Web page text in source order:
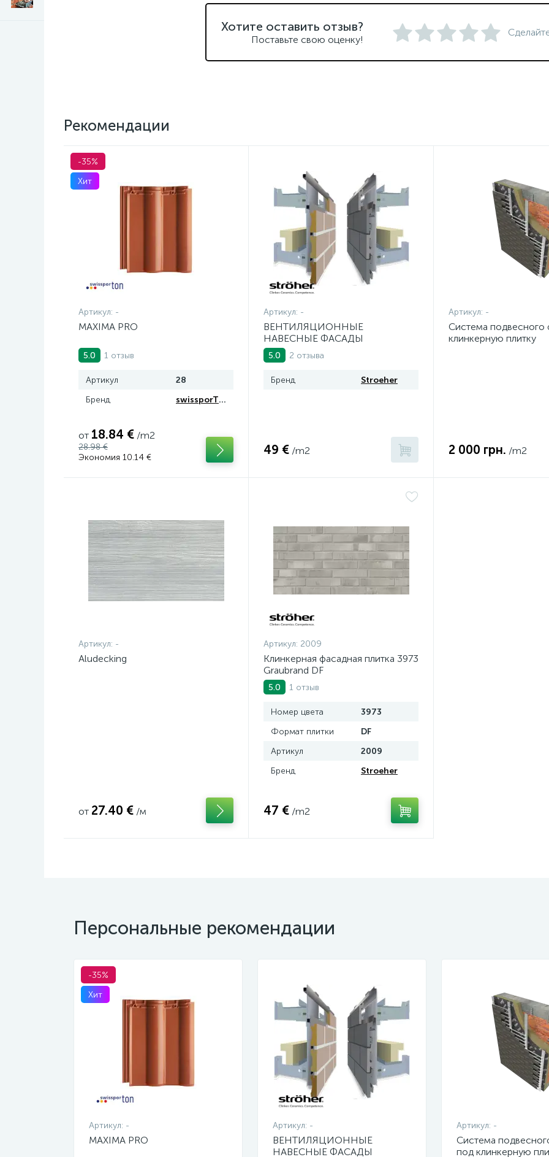
Хотите оставить отзыв?
Поставьте свою оценку!
Рекомендации
-35%
Хит
Артикул: -
MAXIMA PRO
5.0 1 отзыв
Артикул
28
Бренд
swissporTON
от 18.84 € /m2
28.98 €
Экономия 10.14 €
Артикул: -
ВЕНТИЛЯЦИОННЫЕ
НАВЕСНЫЕ ФАСАДЫ
5.0 2 отзыва
Бренд Stroeher
49 € /m2
Артикул: -
Система подвесного
клинкерную плитку
2 000 грн. /m2
Артикул: -
Aludecking
от 27.40 € /м
Артикул: 2009
Клинкерная фасадная плитка 3973
Graubrand DF
5.0 1 отзыв
Номер цвета
3973
Формат плитки
DF
Артикул
2009
Бренд
Stroeher
47 € /m2
Персональные рекомендации
-35%
Хит
Артикул: -
MAXIMA PRO
Артикул: -
ВЕНТИЛЯЦИОННЫЕ
НАВЕСНЫЕ ФАСАДЫ
Артикул: -
Система
под клинкерную